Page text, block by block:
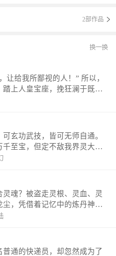
2部作品
换一换
我所鄙视的人！” 所以，
踏上人皇宝座，挽狂澜于既
了一段无上的传说！ 微信
http://weibo.com/u/25284575
群】 欢迎大家关注。
玄功武技，皆可无师自通。
千至宝，但定不敌我界灵大
后援会）
灵魂？被盗走灵根、灵血、灵
，凭借着记忆中的炼丹神
霸体诀，拨开重重迷雾，解
江湖传闻：龙
尘一出，鬼泣神哭。 本
通的快递员，却忽然成为了